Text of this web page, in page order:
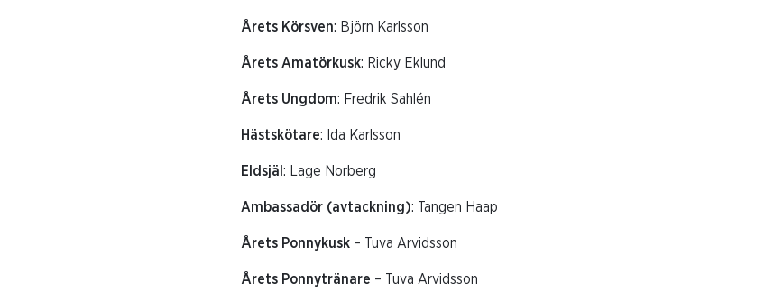
Årets Körsven: Björn Karlsson
Årets Amatörkusk: Ricky Eklund
Årets Ungdom: Fredrik Sahlén
Hästskötare: Ida Karlsson
Eldsjäl : Lage Norberg
Ambassadör (avtackning): Tangen Haap
Årets Ponnykusk – Tuva Arvidsson
Årets Ponnytränare – Tuva Arvidsson